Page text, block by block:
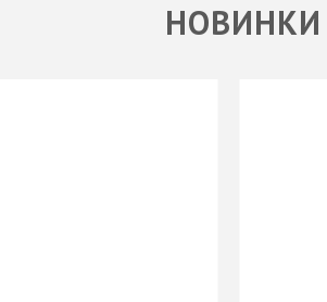
НОВИНКИ